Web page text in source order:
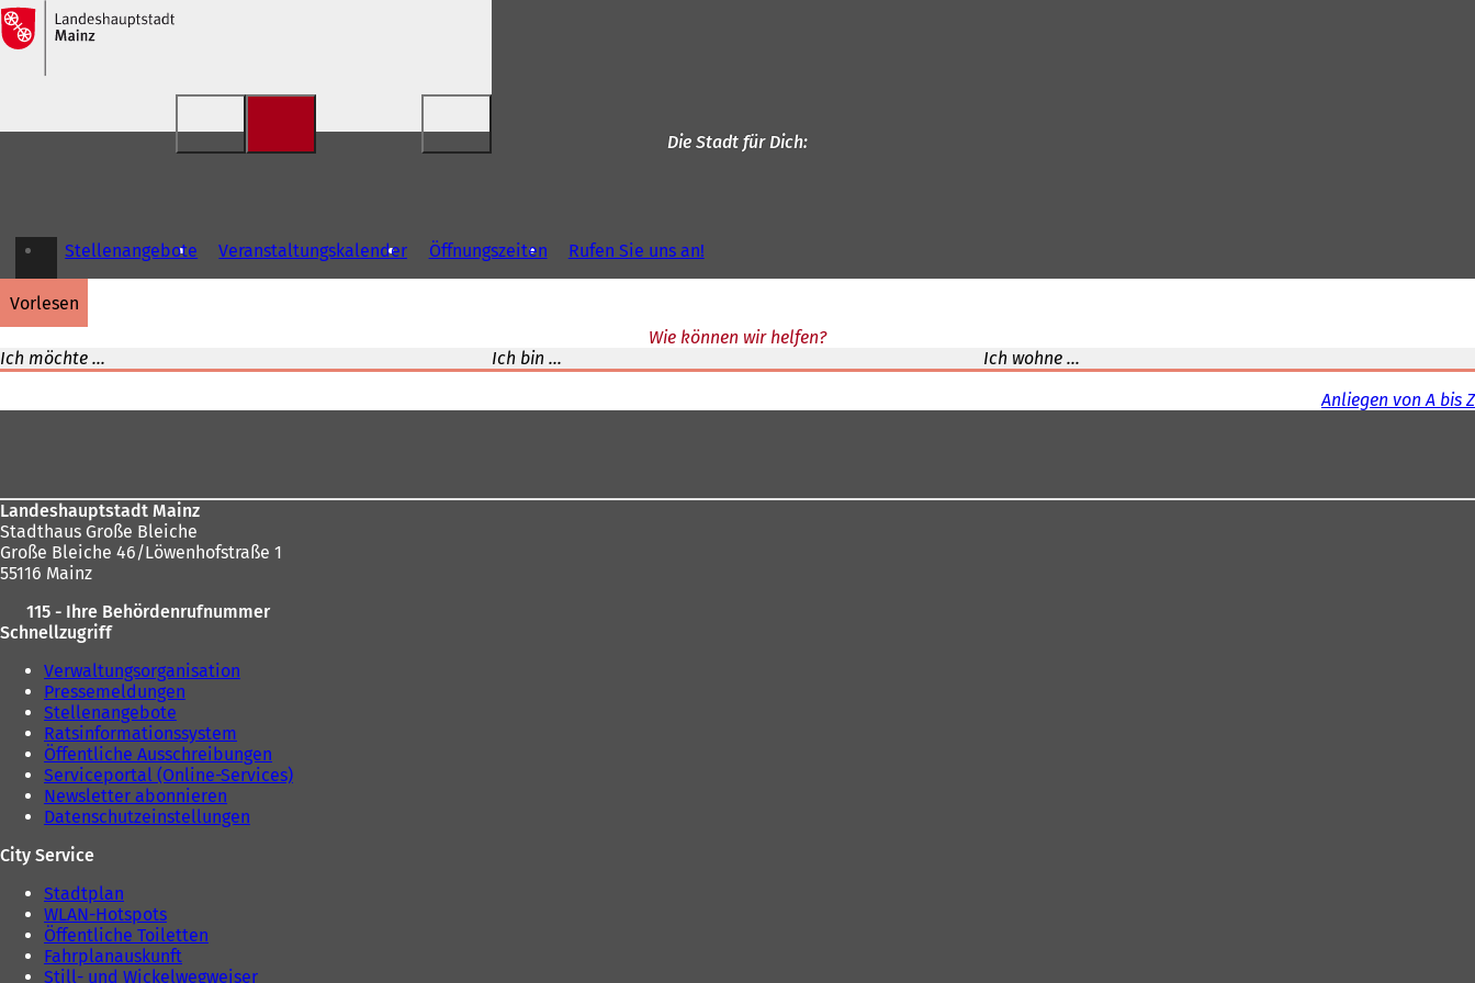
Inhalt anspringen
Die Stadt für Dich
Stellenangebote Veranstaltungskalender Öffnungszeiten Rufen Sie uns an!
vorlesen
Wie können wir helfen?
Ich möchte ...
Ich bin ...
Ich wohne ...
Anliegen von A bis Z
Landeshauptstadt Mainz
Stadthaus Große Bleiche
Große Bleiche 46/Löwenhofstraße 1
55116 Mainz
115 - Ihre Behördenrufnummer
Schnellzugriff
Verwaltungsorganisation
Pressemeldungen
Stellenangebote
Ratsinformationssystem
Öffentliche Ausschreibungen
Serviceportal (Online-Services)
Newsletter abonnieren
Datenschutzeinstellungen
City Service
Stadtplan
WLAN-Hotspots
Öffentliche Toiletten
Fahrplanauskunft
Still- und Wickelwegweiser